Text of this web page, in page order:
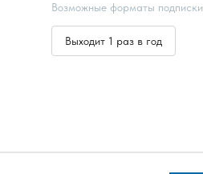
Возможные форматы подписки
Выходит 1 раз в год